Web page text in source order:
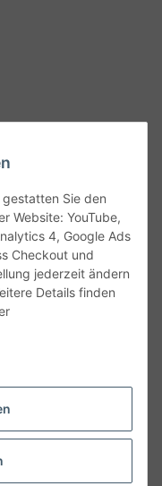
gestatten Sie den
Website: YouTube,
4, Google Ads
Checkout und
jederzeit ändern
Details finden
Irrtümer und fehlerhafte
oder spezielle
der Artikel können